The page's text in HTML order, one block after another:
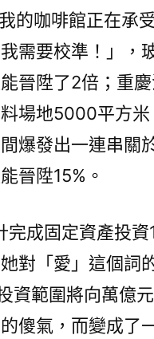
的咖啡館正在承
需要校準！」，
晉陞了2倍；重
場地5000平方米
爆發出一連串關
晉陞15%。
成固定資產投
對「愛」這個詞
資範圍將向萬億
傻氣，而變成了